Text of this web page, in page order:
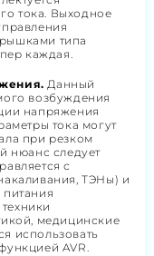
тока. Выходное
типа
каждая.
Данный
возбуждения
напряжения
тока могут
при резком
нюанс следует
с
ТЭНы) и
медицинские
использовать
AVR.